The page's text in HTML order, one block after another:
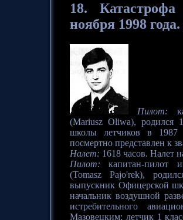
18. Катастрофа
ноября 1998 года.
Пилот:
(Mariusz Oliwa), родился
школы летчиков в 1987
посмертно представлен к
Налет: 1618 часов. Налет
Пилот: капитан-пилот
(Tomasz Pajo'rek),
выпускник Офицерской
начальник воздушной
истребительного
Мазовецким; летчик 1